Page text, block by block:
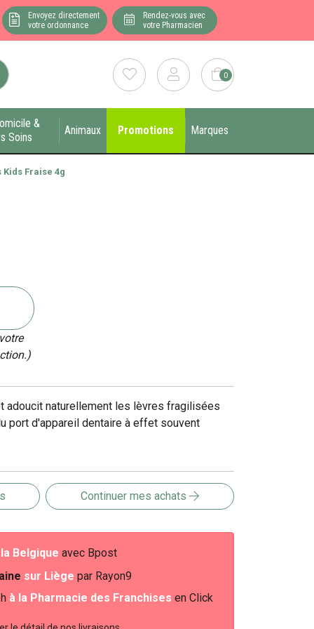
Envoyez directement
votre ordonnance
Rendez-vous avec
votre Pharmacien
0
&
Soins
Animaux Promotions Marques
Fraise 4g
adoucit naturellement les lèvres fragilisées
port d'appareil dentaire à effet souvent
Continuer mes achats
la Belgique avec Bpost
sur Liège par Rayon9
à la Pharmacie des Franchises en Click